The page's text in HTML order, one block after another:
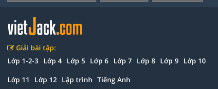
Giải bài tập:
Lớp 1-2-3 Lớp 4 Lớp 5 Lớp 6 Lớp 7 Lớp 8 Lớp 9 Lớp 10
Lớp 11 Lớp 12 Lập trình Tiếng Anh